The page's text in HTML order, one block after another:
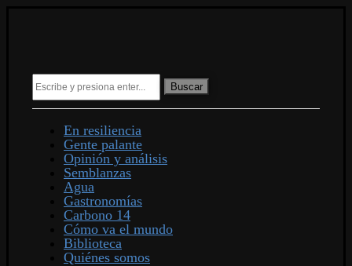
Buscar
En resiliencia
Gente palante
Opinión y análisis
Semblanzas
Agua
Gastronomías
Carbono 14
Cómo va el mundo
Biblioteca
Quiénes somos